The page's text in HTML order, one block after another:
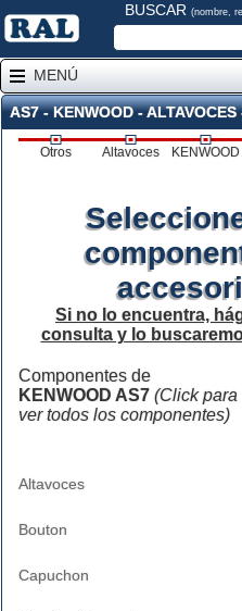
BUSCAR (nombre,
MENÚ
AS7 - KENWOOD - ALTAVOCES
Otros Altavoces KENWOOD
Si no lo encuentra,
consulta y lo
Componentes de
KENWOOD AS7 (Click para
ver todos los componentes)
Altavoces
Bouton
Capuchon